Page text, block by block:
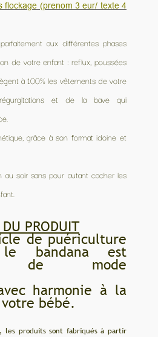
flockage (prenom 3 eur/ texte 4
aux différentes phases
de votre enfant : reflux, poussées
à 100% les vêtements de votre
et de la bave qui
grâce à son format idoine et
soir sans pour autant cacher les
DU PRODUIT
de puériculture
le bandana est
de mode
harmonie à la
bébé.
les produits sont fabriqués à partir